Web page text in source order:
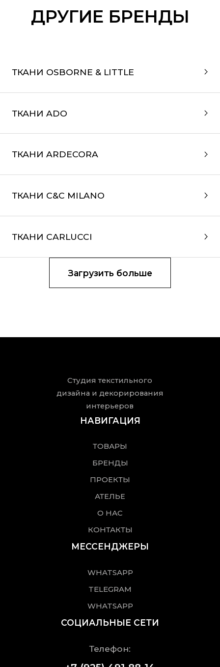
ДРУГИЕ БРЕНДЫ
ТКАНИ OSBORNE & LITTLE
ТКАНИ ADO
ТКАНИ ARDECORA
ТКАНИ C&C MILANO
ТКАНИ CARLUCCI
Загрузить больше
Студия текстильного
дизайна и декорирования
интерьеров
НАВИГАЦИЯ
ТОВАРЫ
БРЕНДЫ
ПРОЕКТЫ
АТЕЛЬЕ
О НАС
КОНТАКТЫ
МЕССЕНДЖЕРЫ
WHATSAPP
TELEGRAM
WHATSAPP
СОЦИАЛЬНЫЕ СЕТИ
Телефон: